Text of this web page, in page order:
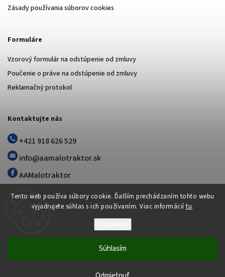
Tento web používa súbory cookie. Ďalším prechádzaním tohto webu
vyjadrujete súhlas s ich používaním. Viac informácií tu.
Súhlasím
Zásady používania súborov cookies
Formuláre
Vzorový formulár na odstúpenie od zmluvy
Poučenie o práve na odstúpenie od zmluvy
Reklamačný protokol
Kontaktujte nás
+421 918 626 529
info@aamalotraktor.sk
AAMalotraktor
AA MALOTRAKTOR
VytvořilShoptet| DesignShoptak.cz